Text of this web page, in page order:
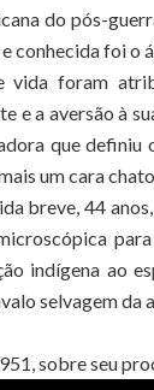
do pós-
conhecida foi o
vida foram
e a aversão à
que definiu
um cara
breve, 44
indígena ao
selvagem
sobre seu